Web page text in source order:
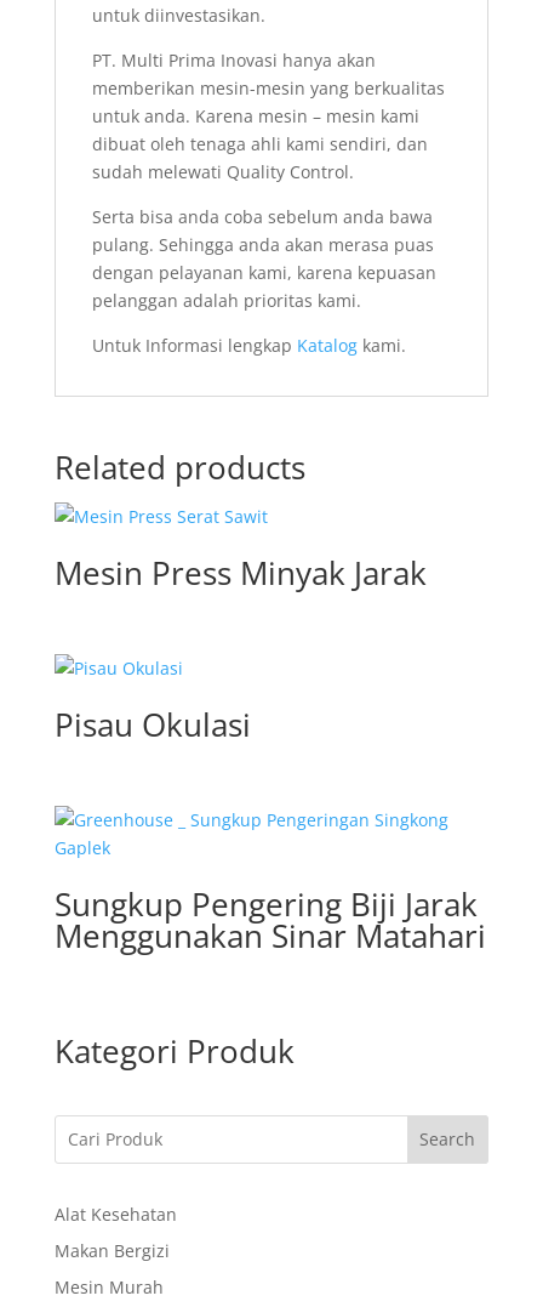
untuk diinvestasikan.
PT. Multi Prima Inovasi hanya akan
memberikan mesin-mesin yang berkualitas
untuk anda. Karena mesin – mesin kami
dibuat oleh tenaga ahli kami sendiri, dan
sudah melewati Quality Control.
Serta bisa anda coba sebelum anda bawa
pulang. Sehingga anda akan merasa puas
dengan pelayanan kami, karena kepuasan
pelanggan adalah prioritas kami.
Untuk Informasi lengkap Katalogkami.
Related products
Mesin Press Minyak Jarak
Pisau Okulasi
Sungkup Pengering Biji Jarak
Menggunakan Sinar Matahari
Kategori Produk
Search
Alat Kesehatan
Makan Bergizi
Mesin Murah